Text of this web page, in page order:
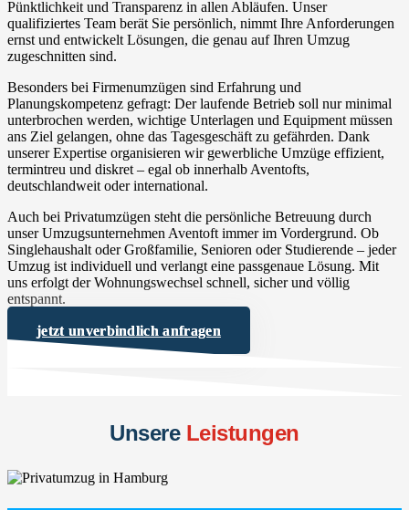
Pünktlichkeit und Transparenz in allen Abläufen. Unser
qualifiziertes Team berät Sie persönlich, nimmt Ihre Anforderungen
ernst und entwickelt Lösungen, die genau auf Ihren Umzug
zugeschnitten sind.
Besonders bei Firmenumzügen sind Erfahrung und
Planungskompetenz gefragt: Der laufende Betrieb soll nur minimal
unterbrochen werden, wichtige Unterlagen und Equipment müssen
ans Ziel gelangen, ohne das Tagesgeschäft zu gefährden. Dank
unserer Expertise organisieren wir gewerbliche Umzüge effizient,
termintreu und diskret – egal ob innerhalb Aventofts,
deutschlandweit oder international.
Auch bei Privatumzügen steht die persönliche Betreuung durch
unser Umzugsunternehmen Aventoft immer im Vordergrund. Ob
Singlehaushalt oder Großfamilie, Senioren oder Studierende – jeder
Umzug ist individuell und verlangt eine passgenaue Lösung. Mit
uns erfolgt der Wohnungswechsel schnell, sicher und völlig
entspannt.
jetzt unverbindlich anfragen
UnsereLeistungen